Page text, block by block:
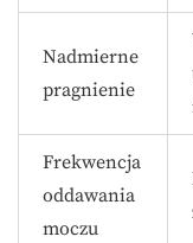
Nadmierne
pragnienie
Frekwencja
oddawania
moczu